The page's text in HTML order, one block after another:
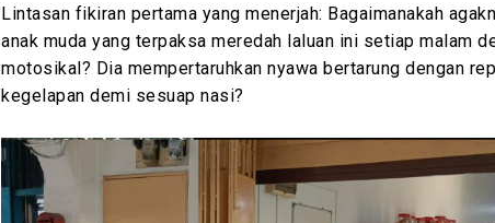
Lintasan fikiran pertama yang menerjah: Bagaimanakah
anak muda yang terpaksa meredah laluan ini setiap malam
motosikal? Dia mempertaruhkan nyawa bertarung dengan
kegelapan demi sesuap nasi?